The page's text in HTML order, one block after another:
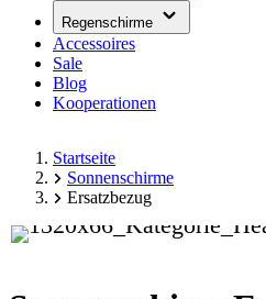
Untermenü)
Regenschirme
(hat
Accessoires
Sale
Blog
Kooperationen
Startseite
Sonnenschirme
Ersatzbezug